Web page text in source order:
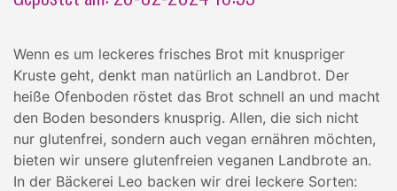
Wenn es um leckeres frisches Brot mit knuspriger
Kruste geht, denkt man natürlich an Landbrot. Der
heiße Ofenboden röstet das Brot schnell an und macht
den Boden besonders knusprig. Allen, die sich nicht
nur glutenfrei, sondern auch vegan ernähren möchten,
bieten wir unsere glutenfreien veganen Landbrote an.
In der Bäckerei Leo backen wir drei leckere Sorten: